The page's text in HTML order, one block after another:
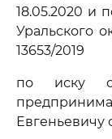
18.05.2020 и
Уральского
13653/2019
по иску
Евгеньевичу